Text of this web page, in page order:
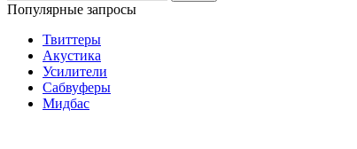
Популярные запросы
Твиттеры
Акустика
Усилители
Сабвуферы
Мидбас